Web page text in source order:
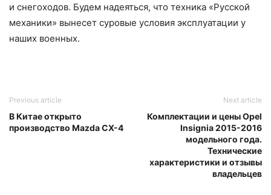
и снегоходов. Будем надеяться, что техника «Русской
механики» вынесет суровые условия эксплуатации у
наших военных.
Previous article
В Китае открыто
производство Mazda CX-4
Next article
Комплектации и цены Opel
Insignia 2015-2016
модельного года.
Технические
характеристики и отзывы
владельцев